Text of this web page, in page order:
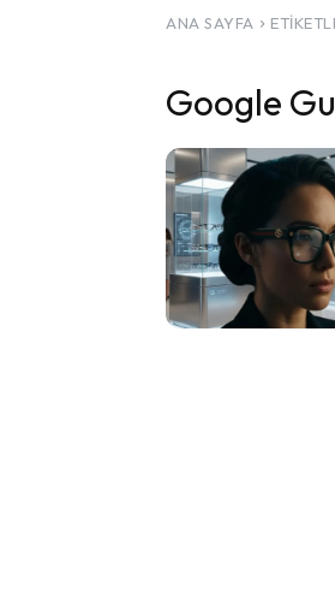
ANA SAYFA
Google